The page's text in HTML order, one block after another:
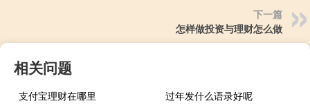
下一篇
怎样做投资与理财怎么做
相关问题
支付宝理财在哪里
过年发什么语录好呢